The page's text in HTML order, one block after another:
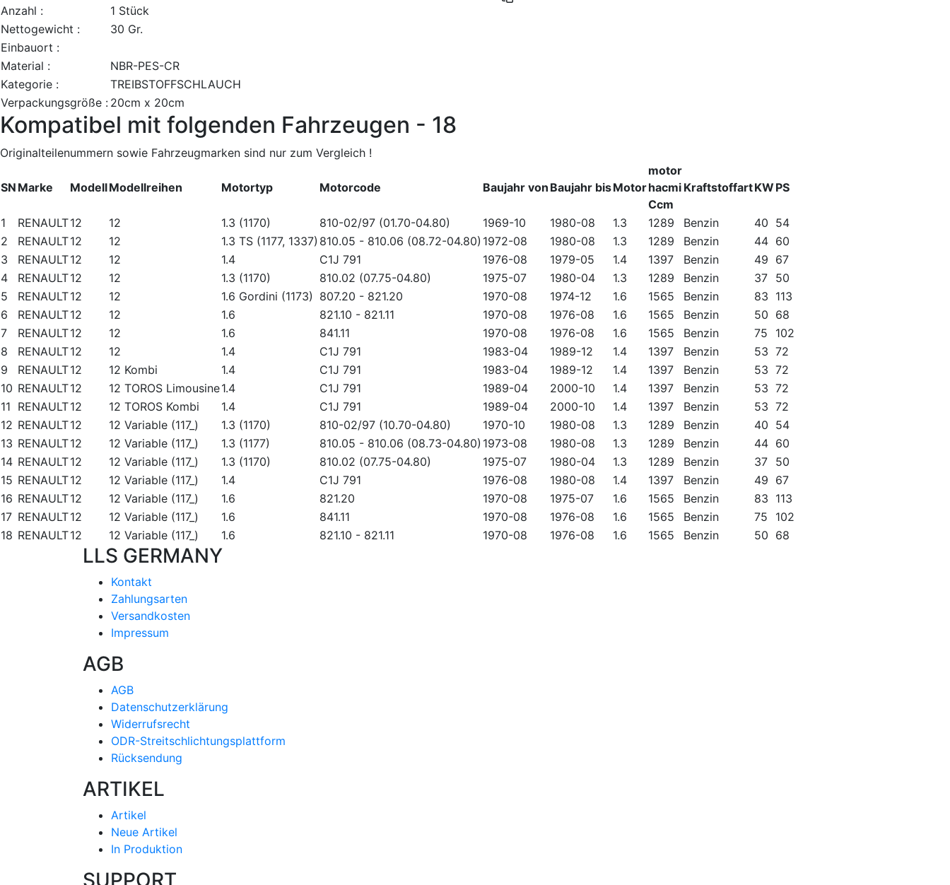
Anzahl :
1 Stück
Nettogewicht :
30 Gr.
Einbauort :
Material :
NBR-PES-CR
Kategorie :
TREIBSTOFFSCHLAUCH
Verpackungsgröße : 20cm x 20cm
Kompatibel mit folgenden Fahrzeugen - 18
Originalteilenummern sowie Fahrzeugmarken sind nur zum Vergleich !
SN Marke ModellModellreihen Motortyp Motorcode Baujahr von Baujahr bisMotor
motor
hacmi
Ccm
KraftstoffartKW PS
1 RENAULT12 12 1.3 (1170) 810-02/97 (01.70-04.80) 1969-10 1980-08 1.3 1289 Benzin 40 54
2
RENAULT12 12 1.3 TS (1177, 1337) 810.05 - 810.06 (08.72-04.80) 1972-08 1980-08 1.3 1289 Benzin 44 60
3
RENAULT12 12 1.4 C1J 791 1976-08 1979-05 1.4 1397 Benzin 49 67
4
RENAULT12 12 1.3 (1170) 810.02 (07.75-04.80) 1975-07 1980-04 1.3 1289 Benzin 37 50
5
RENAULT12 12 1.6 Gordini (1173) 807.20 - 821.20 1970-08 1974-12 1.6 1565 Benzin 83 113
6
RENAULT12 12 1.6 821.10 - 821.11 1970-08 1976-08 1.6 1565 Benzin 50 68
7
RENAULT12 12 1.6 841.11 1970-08 1976-08 1.6 1565 Benzin 75
102
8
RENAULT12 12 1.4 C1J 791 1983-04 1989-12 1.4 1397 Benzin 53 72
9
RENAULT12 12 Kombi 1.4 C1J 791 1983-04 1989-12 1.4 1397 Benzin 53 72
10 RENAULT12 12 TOROS Limousine1.4 C1J 791 1989-04 2000-10 1.4 1397 Benzin 53 72
11 RENAULT12 12 TOROS Kombi 1.4 C1J 791 1989-04 2000-10 1.4 1397 Benzin 53 72
12 RENAULT12 12 Variable (117_) 1.3 (1170) 810-02/97 (10.70-04.80) 1970-10 1980-08 1.3 1289 Benzin 40 54
13 RENAULT12 12 Variable (117_) 1.3 (1177) 810.05 - 810.06 (08.73-04.80) 1973-08 1980-08 1.3 1289 Benzin 44 60
14 RENAULT12 12 Variable (117_) 1.3 (1170) 810.02 (07.75-04.80) 1975-07 1980-04 1.3 1289 Benzin 37 50
15 RENAULT12 12 Variable (117_) 1.4 C1J 791 1976-08 1980-08 1.4 1397 Benzin 49 67
16 RENAULT12 12 Variable (117_) 1.6 821.20 1970-08 1975-07 1.6 1565 Benzin 83 113
17 RENAULT12 12 Variable (117_) 1.6 841.11 1970-08 1976-08 1.6 1565 Benzin 75
102
18 RENAULT12 12 Variable (117_) 1.6 821.10 - 821.11 1970-08 1976-08 1.6 1565 Benzin 50 68
LLS GERMANY
Kontakt
Zahlungsarten
Versandkosten
Impressum
AGB
AGB
Datenschutzerklärung
Widerrufsrecht
ODR-Streitschlichtungsplattform
Rücksendung
ARTIKEL
Artikel
Neue Artikel
In Produktion
SUPPORT